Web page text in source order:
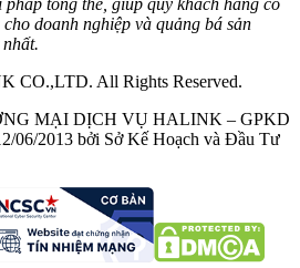
doanh nghiệp và quảng bá sản
CO.,LTD. All Rights Reserved.
MẠI DỊCH VỤ HALINK – GPKD
06/2013 bởi Sở Kế Hoạch và Đầu Tư